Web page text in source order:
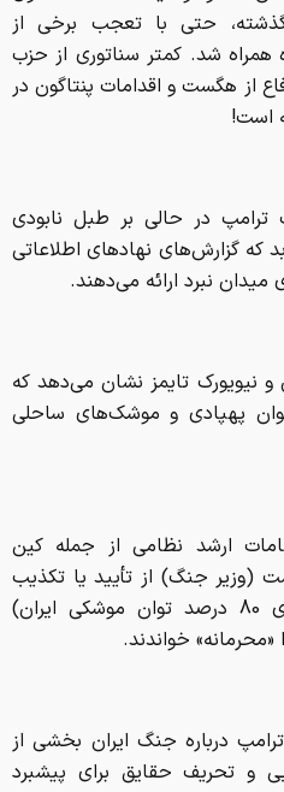
در حالی بر طبل نابودی
که گزارش‌های نهادهای اطلاعاتی
نبرد ارائه می‌دهند.
پهپادی و موشک‌های ساحلی
جنگ) از تأیید یا تکذیب
آمارهای ترامپ (مانند نابودی 80 درصد توان موشکی ایران)
خواندند.
درباره جنگ ایران بخشی از
و تحریف حقایق برای پیشبرد
هگست اطلاعاتی را تکذیب
شده و خشم ترامپ را بارها